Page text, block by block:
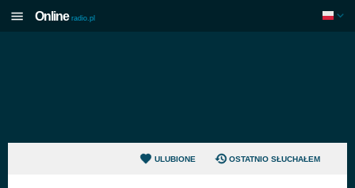
Online radio.pl
ULUBIONE OSTATNIO SŁUCHAŁEM